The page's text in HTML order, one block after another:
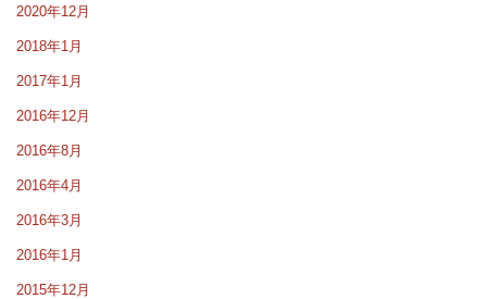
2020年12月
2018年1月
2017年1月
2016年12月
2016年8月
2016年4月
2016年3月
2016年1月
2015年12月